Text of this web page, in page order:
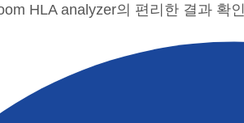
HLA analyzer의 편리한 결과 확인